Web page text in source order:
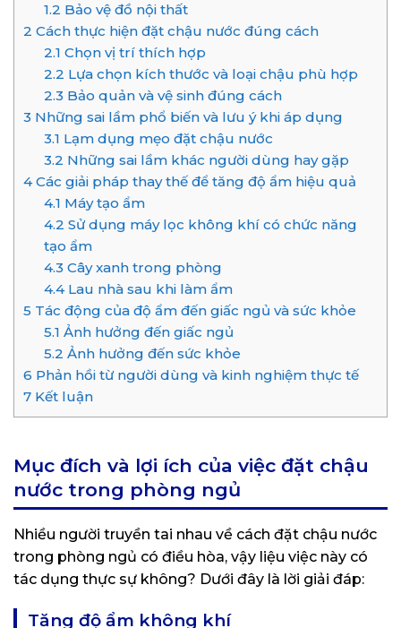
1.2 Bảo vệ đồ nội thất
2 Cách thực hiện đặt chậu nước đúng cách
2.1 Chọn vị trí thích hợp
2.2 Lựa chọn kích thước và loại chậu phù hợp
2.3 Bảo quản và vệ sinh đúng cách
3 Những sai lầm phổ biến và lưu ý khi áp dụng
3.1 Lạm dụng mẹo đặt chậu nước
3.2 Những sai lầm khác người dùng hay gặp
4Các giải pháp thay thế để tăng độ ẩm hiệu quả
4.1 Máy tạo ẩm
4.2 Sử dụng máy lọc không khí có chức năng
tạo ẩm
4.3 Cây xanh trong phòng
4.4Lau nhà sau khi làm ẩm
5 Tác động của độ ẩm đến giấc ngủ và sức khỏe
5.1 Ảnh hưởng đến giấc ngủ
5.2 Ảnh hưởng đến sức khỏe
6 Phản hồi từ người dùng và kinh nghiệm thực tế
7 Kết luận
Mục đích và lợi ích của việc đặt chậu
nước trong phòng ngủ
Nhiều người truyền tai nhau về cách đặt chậu nước
trong phòng ngủ có điều hòa, vậy liệu việc này có
tác dụng thực sự không? Dưới đây là lời giải đáp:
Tăng độ ẩm không khí